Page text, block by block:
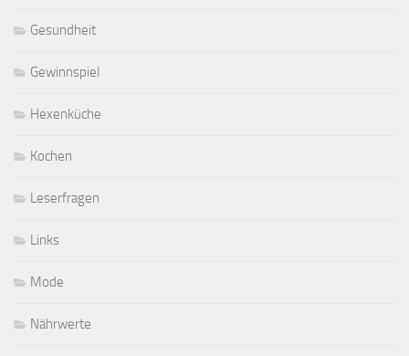
Gesundheit
Gewinnspiel
Hexenküche
Kochen
Leserfragen
Links
Mode
Nährwerte